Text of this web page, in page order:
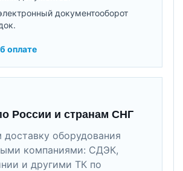
документооборот
оплате
России и странам СНГ
доставку оборудования
компаниями: СДЭК,
и другими ТК по